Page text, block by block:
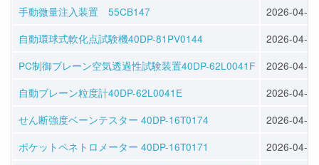
手動微量注入装置 55CB147
2026-04-28
自動環球式軟化点試験機40DP-81PV0144
2026-04-28
PC制御ブレーン空気透過性試験装置40DP-62L0041F
2026-04-28
自動ブレーン粒度計40DP-62L0041E
2026-04-28
せん断強度ベーンテスター 40DP-16T0174
2026-04-30
ポケットペネトロメーター 40DP-16T0171
2026-04-30